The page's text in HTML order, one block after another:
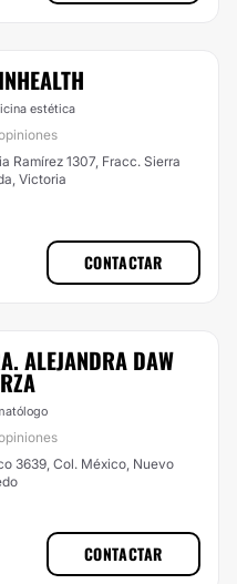
estética
Ramírez 1307, Fracc. Sierra
Victoria
CONTACTAR
ALEJANDRA DAW
3639, Col. México, Nuevo
CONTACTAR